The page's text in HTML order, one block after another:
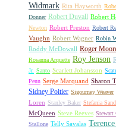
Widmark Rita Hayworth
Donner Robert Duvall Robert
Newton Robert Preston Robert
Vaughn Robert Wagner Robin
Roddy McDowall Roger
Rosanna Arquette Roy Jenson
Jr. Santo Scarlett Johansson
Penn Serge Marquand Sharon
Sidney Poitier Sigourney Weaver
Loren Stanley Baker Stefania
McQueen Steve Reeves Stewart
Stallone Telly Savalas